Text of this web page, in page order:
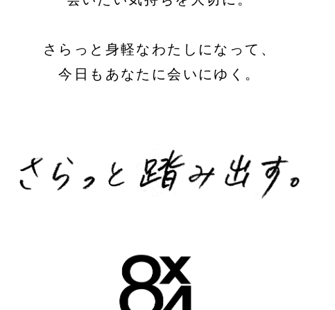
さらっと身軽なわたしになって、
今日もあなたに会いにゆく。